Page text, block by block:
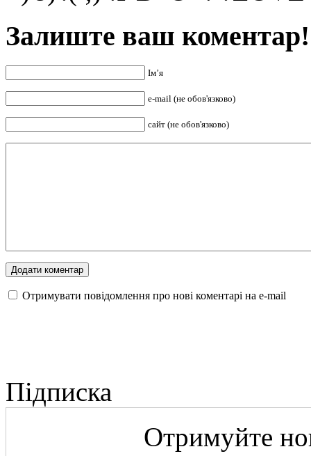
Залиште ваш коментар!
Ім’я
e-mail (не обов'язково)
сайт (не обов'язково)
Отримувати повідомлення про нові коментарі на е-mail
Підписка
Отримуйте